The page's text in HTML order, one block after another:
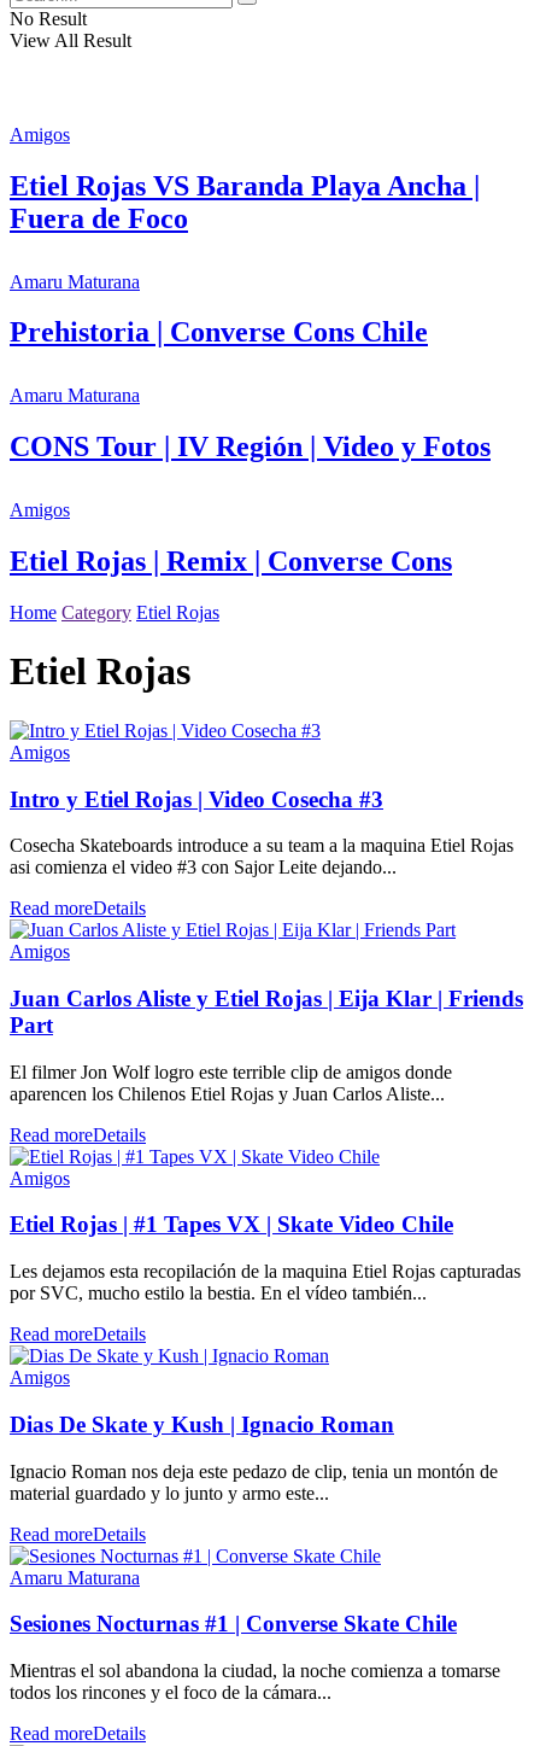
No Result
View All Result
Amigos
Etiel Rojas VS Baranda Playa Ancha |
Fuera de Foco
Amaru Maturana
Prehistoria | Converse Cons Chile
Amaru Maturana
CONS Tour | IV Región | Video y Fotos
Amigos
Etiel Rojas | Remix | Converse Cons
Home Category Etiel Rojas
Etiel Rojas
Amigos
Intro y Etiel Rojas | Video Cosecha #3
Cosecha Skateboards introduce a su team a la maquina Etiel Rojas
asi comienza el video #3 con Sajor Leite dejando...
Read moreDetails
Amigos
Juan Carlos Aliste y Etiel Rojas | Eija Klar | Friends
Part
El filmer Jon Wolf logro este terrible clip de amigos donde
aparencen los Chilenos Etiel Rojas y Juan Carlos Aliste...
Read moreDetails
Amigos
Etiel Rojas | #1 Tapes VX | Skate Video Chile
Les dejamos esta recopilación de la maquina Etiel Rojas capturadas
por SVC, mucho estilo la bestia. En el vídeo también...
Read moreDetails
Amigos
Dias De Skate y Kush | Ignacio Roman
Ignacio Roman nos deja este pedazo de clip, tenia un montón de
material guardado y lo junto y armo este...
Read moreDetails
Amaru Maturana
Sesiones Nocturnas #1 | Converse Skate Chile
Mientras el sol abandona la ciudad, la noche comienza a tomarse
todos los rincones y el foco de la cámara...
Read moreDetails